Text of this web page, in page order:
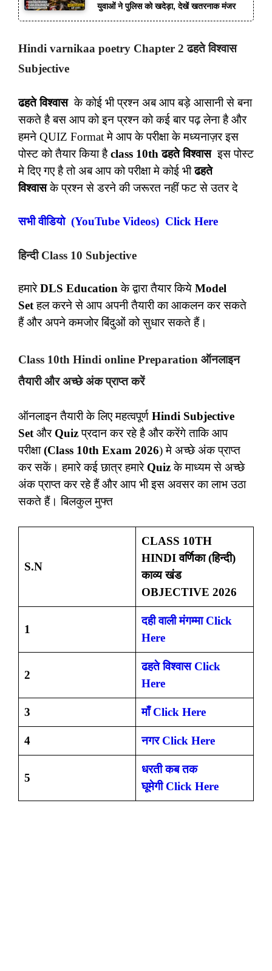
युवाओं ने पुलिस को खदेड़ा, देखें खतरनाक मंजर
Hindi varnikaa poetry Chapter 2 ढहते विश्वास
Subjective
ढहते विश्वास के कोई भी प्रश्न अब आप बड़े आसानी से बना
सकते है बस आप को इन प्रश्न को कई बार पढ़ लेना है और
हमने QUIZ Format मे आप के परीक्षा के मध्यनाज़र इस
पोस्ट को तैयार किया हैclass 10th ढहते विश्वास इस पोस्ट
मे दिए गए है तो अब आप को परीक्षा मे कोई भीढहते
विश्वासके प्रश्न से डरने की जरूरत नहीं फट से उतर दे
सभी वीडियो (YouTube Videos) Click Here
हिन्दी Class 10 Subjective
हमारेDLS Education के द्वारा तैयार किये Model
Setहल करने से आप अपनी तैयारी का आकलन कर सकते
हैं और अपने कमजोर बिंदुओं को सुधार सकते हैं।
Class 10th Hindi online Preparation ऑनलाइन
तैयारी और अच्छे अंक प्राप्त करें
ऑनलाइन तैयारी के लिए महत्वपूर्ण Hindi Subjective
Set और Quizप्रदान कर रहे है और करेंगे ताकि आप
परीक्षा(Class 10th Exam 2026) मे अच्छे अंक प्राप्त
कर सकें। हमारे कई छात्र हमारे Quizके माध्यम से अच्छे
अंक प्राप्त कर रहे हैं और आप भी इस अवसर का लाभ उठा
सकते हैं। बिलकुल मुफ्त
S.N
CLASS 10TH
HINDI वर्णिका (हिन्दी)
काव्य खंड
OBJECTIVE 2026
1
दही वाली मंगम्मा Click
Here
2
ढहते विश्वास Click
Here
3 माँ Click Here
4 नगर Click Here
5
धरती कब तक
घूमेगी Click Here